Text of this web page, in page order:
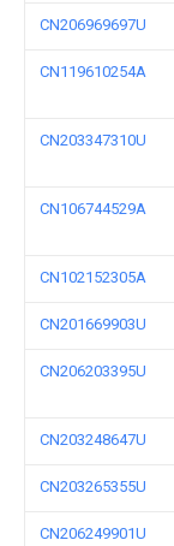
CN206969697U
CN119610254A
CN203347310U
CN106744529A
CN102152305A
CN201669903U
CN206203395U
CN203248647U
CN203265355U
CN206249901U